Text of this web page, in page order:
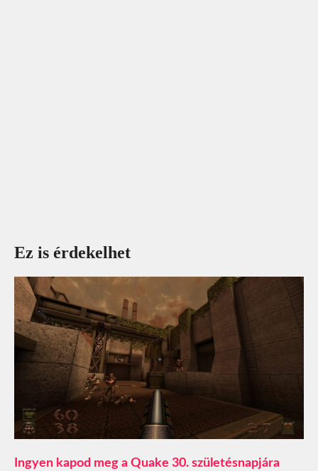
Ez is érdekelhet
Ingyen kapod meg a Quake 30. születésnapjára